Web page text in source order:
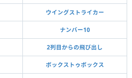
ウイングストライカー
ナンバー10
2列目からの飛び出し
ボックストゥボックス